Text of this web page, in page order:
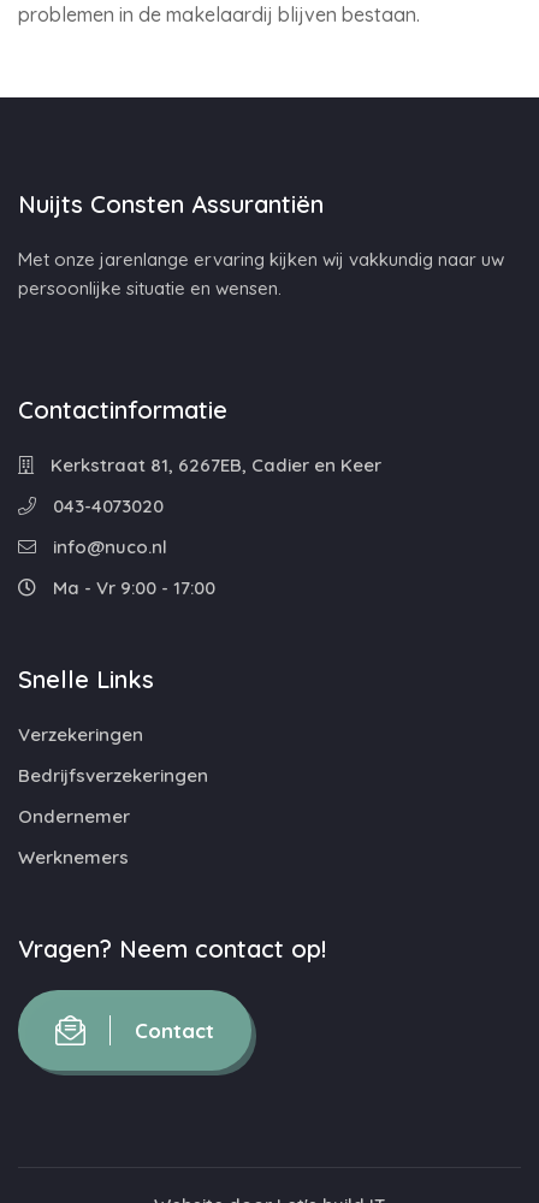
problemen in de makelaardij blijven bestaan.
Nuijts Consten Assurantiën
Met onze jarenlange ervaring kijken wij vakkundig naar uw
persoonlijke situatie en wensen.
Contactinformatie
Kerkstraat 81, 6267EB, Cadier en Keer
043-4073020
info@nuco.nl
Ma - Vr 9:00 - 17:00
Snelle Links
Verzekeringen
Bedrijfsverzekeringen
Ondernemer
Werknemers
Vragen? Neem contact op!
Contact